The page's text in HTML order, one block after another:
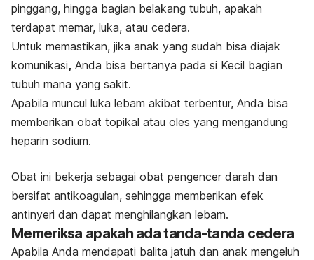
pinggang, hingga bagian belakang tubuh, apakah
terdapat memar, luka, atau cedera.
Untuk memastikan, jika anak yang sudah bisa diajak
komunikasi, Anda bisa bertanya pada si Kecil bagian
tubuh mana yang sakit.
Apabila muncul luka lebam akibat terbentur, Anda bisa
memberikan obat topikal atau oles yang mengandung
heparin sodium.
Obat ini bekerja sebagai obat pengencer darah dan
bersifat antikoagulan, sehingga memberikan efek
antinyeri dan dapat menghilangkan lebam.
Memeriksa apakah ada tanda-tanda cedera
Apabila Anda mendapati balita jatuh dan anak mengeluh